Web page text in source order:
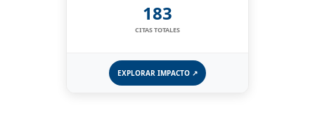
183
CITAS TOTALES
EXPLORAR IMPACTO ↗